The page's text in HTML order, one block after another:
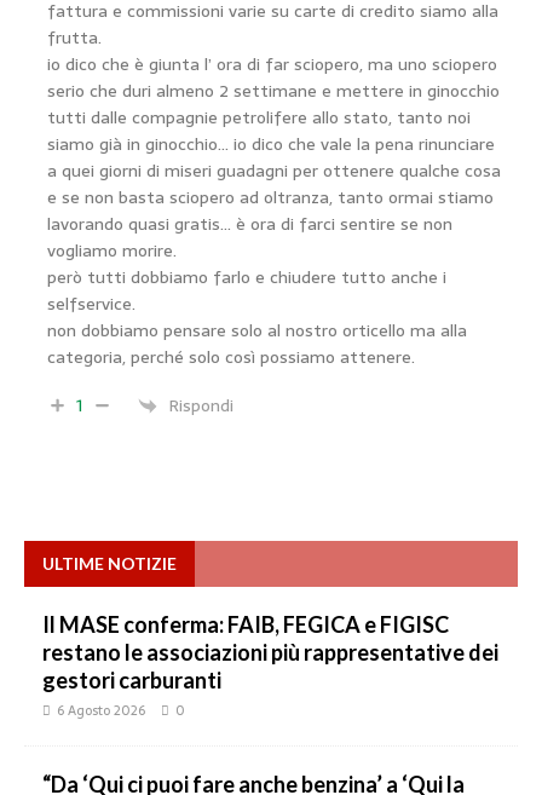
fattura e commissioni varie su carte di credito siamo alla
frutta.
io dico che è giunta l’ ora di far sciopero, ma uno sciopero
serio che duri almeno 2 settimane e mettere in ginocchio
tutti dalle compagnie petrolifere allo stato, tanto noi
siamo già in ginocchio… io dico che vale la pena rinunciare
a quei giorni di miseri guadagni per ottenere qualche cosa
e se non basta sciopero ad oltranza, tanto ormai stiamo
lavorando quasi gratis… è ora di farci sentire se non
vogliamo morire.
però tutti dobbiamo farlo e chiudere tutto anche i
selfservice.
non dobbiamo pensare solo al nostro orticello ma alla
categoria, perché solo così possiamo attenere.
1
Rispondi
ULTIME NOTIZIE
Il MASE conferma: FAIB, FEGICA e FIGISC
restano le associazioni più rappresentative dei
gestori carburanti
6 Agosto 2026 0
“Da ‘Qui ci puoi fare anche benzina’ a ‘Qui la